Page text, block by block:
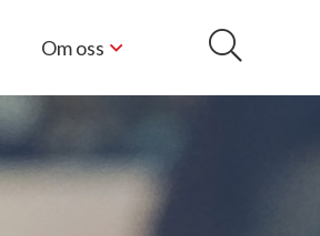
Om oss